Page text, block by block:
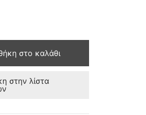
στο καλάθι
στην λίστα